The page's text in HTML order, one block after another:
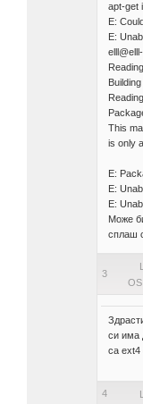
apt-get
E:
E:
This
is only
E:
E:
E:
Може
сплаш
3
OS
си има
са ext4
4